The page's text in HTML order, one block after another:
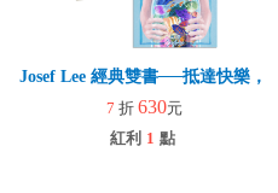
Josef Lee 經典雙書──抵達快樂，
7 折 630元
紅利 1 點